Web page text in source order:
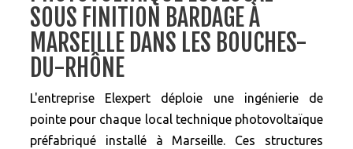
SOUS FINITION BARDAGE À
MARSEILLE DANS LES BOUCHES-
DU-RHÔNE
L'entreprise Elexpert déploie une ingénierie de
pointe pour chaque local technique photovoltaïque
préfabriqué installé à Marseille. Ces structures